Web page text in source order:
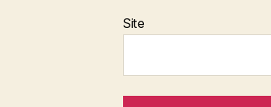
Site